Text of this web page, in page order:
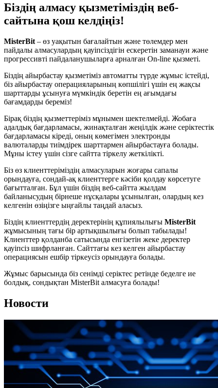
Біздің алмасу қызметіміздің веб-
сайтына қош келдіңіз!
MisterBit – өз уақытын бағалайтын және төлемдер мен
пайдалы алмасулардың қауіпсіздігін ескеретін заманауи және
прогрессивті пайдаланушыларға арналған On-line қызметі.
Біздің айырбастау қызметіміз автоматты түрде жұмыс істейді,
біз айырбастау операцияларының көпшілігі үшін ең жақсы
шарттарды ұсынуға мүмкіндік беретін ең ағымдағы
бағамдарды береміз!
Бірақ біздің қызметтеріміз мұнымен шектелмейді. Жобаға
адалдық бағдарламасы, жинақталған жеңілдік және серіктестік
бағдарламасы кіреді, оның көмегімен электронды
валюталарды тиімдірек шарттармен айырбастауға болады.
Мұны істеу үшін сізге сайтта тіркелу жеткілікті.
Біз өз клиенттеріміздің алмасуларын жоғары сапалы
орындауға, сондай-ақ клиенттерге кәсіби қолдау көрсетуге
бағытталған. Бұл үшін біздің веб-сайтта жылдам
байланысудың бірнеше нұсқалары ұсынылған, олардың кез
келгенін өзіңізге ыңғайлы таңдай аласыз.
Біздің клиенттердің деректерінің құпиялылығы MisterBit
жұмысының тағы бір артықшылығы болып табылады!
Клиенттер қолданба сатысында енгізетін жеке деректер
қауіпсіз шифрланған. Сайттағы кез келген айырбастау
операциясын ешбір тіркеусіз орындауға болады.
Жұмыс барысында біз сенімді серіктес ретінде беделге ие
болдық, сондықтан MisterBit алмасуға болады!
Новости